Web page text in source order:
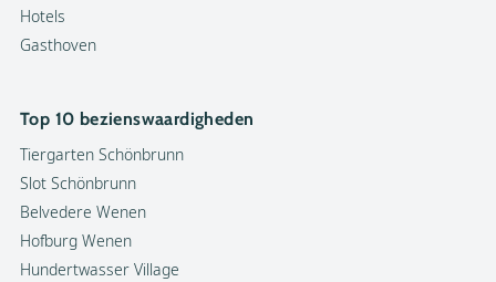
Hotels
Gasthoven
Top 10 bezienswaardigheden
Tiergarten Schönbrunn
Slot Schönbrunn
Belvedere Wenen
Hofburg Wenen
Hundertwasser Village